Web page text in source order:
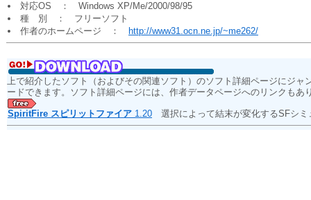
対応OS ： Windows XP/Me/2000/98/95
種 別 ： フリーソフト
作者のホームページ ：
http://www31.ocn.ne.jp/~me262/
上で紹介したソフト（およびその関連ソフト）のソフト詳細ページにジ
ードできます。ソフト詳細ページには、作者データページへのリンクもあ
SpiritFire スピリットファイア 1.20 選択によって結末が変化するSFシ